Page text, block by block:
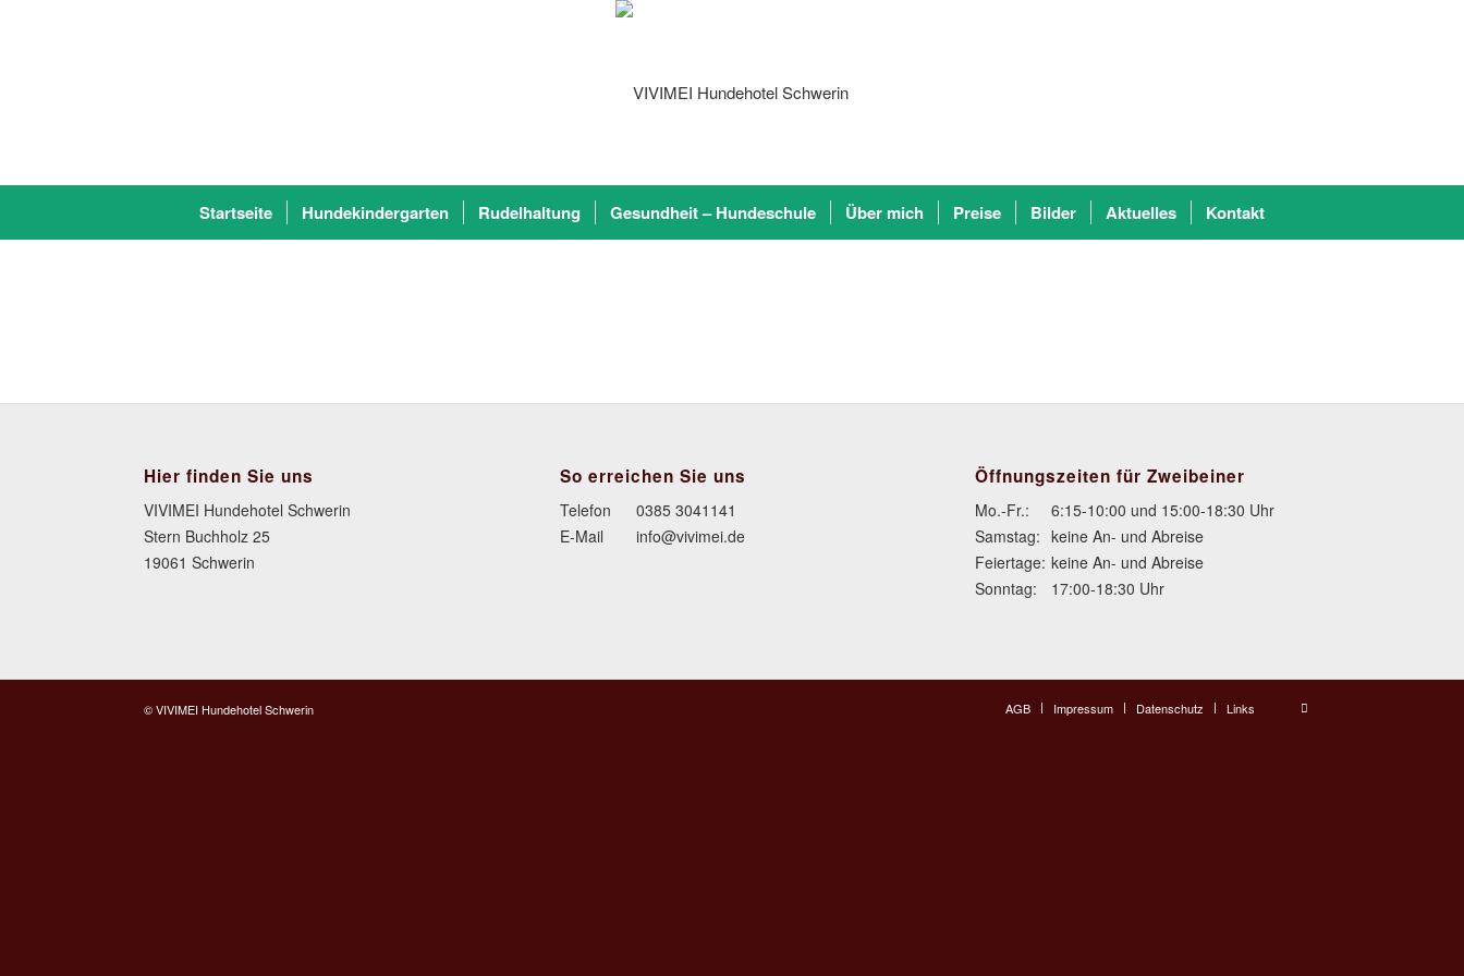
Startseite Hundekindergarten Rudelhaltung Gesundheit – Hundeschule Über mich Preise Bilder Aktuelles Kontakt
Hier finden Sie uns
VIVIMEI Hundehotel Schwerin
Stern Buchholz 25
19061 Schwerin
So erreichen Sie uns
Telefon
0385 3041141
E-Mail
info@vivimei.de
Öffnungszeiten für Zweibeiner
Mo.-Fr.:
6:15-10:00 und 15:00-18:30 Uhr
Samstag: keine An- und Abreise
Feiertage: keine An- und Abreise
Sonntag:
17:00-18:30 Uhr
© VIVIMEI Hundehotel Schwerin AGB Impressum Datenschutz Links